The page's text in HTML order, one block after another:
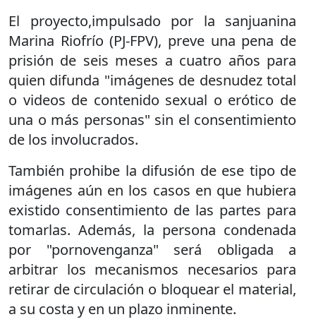
El proyecto,impulsado por la sanjuanina
Marina Riofrío (PJ-FPV), preve una pena de
prisión de seis meses a cuatro años para
quien difunda "imágenes de desnudez total
o videos de contenido sexual o erótico de
una o más personas" sin el consentimiento
de los involucrados.
También prohibe la difusión de ese tipo de
imágenes aún en los casos en que hubiera
existido consentimiento de las partes para
tomarlas. Además, la persona condenada
por "pornovenganza" será obligada a
arbitrar los mecanismos necesarios para
retirar de circulación o bloquear el material,
a su costa y en un plazo inminente.